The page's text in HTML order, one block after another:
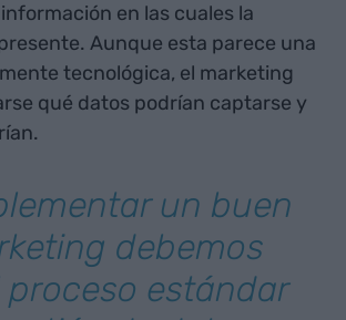
en las cuales la
Aunque esta parece una
tecnológica, el marketing
qué datos podrían captarse y
un buen
debemos
proceso estándar